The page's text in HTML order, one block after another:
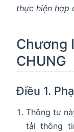
thực hiện hợp
Chương
CHUNG
Điều 1.
Thông tư
tải thông